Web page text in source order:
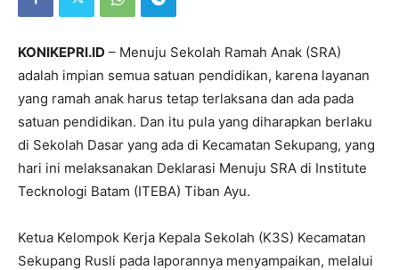
KONIKEPRI.ID – Menuju Sekolah Ramah Anak (SRA)
adalah impian semua satuan pendidikan, karena layanan
yang ramah anak harus tetap terlaksana dan ada pada
satuan pendidikan. Dan itu pula yang diharapkan berlaku
di Sekolah Dasar yang ada di Kecamatan Sekupang, yang
hari ini melaksanakan Deklarasi Menuju SRA di Institute
Tecknologi Batam (ITEBA) Tiban Ayu.
Ketua Kelompok Kerja Kepala Sekolah (K3S) Kecamatan
Sekupang Rusli pada laporannya menyampaikan, melalui